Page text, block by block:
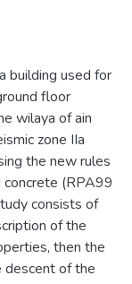
building used for
floor
wilaya of ain
zone IIa
the new rules
concrete (RPA99
consists of
of the
then the
descent of the